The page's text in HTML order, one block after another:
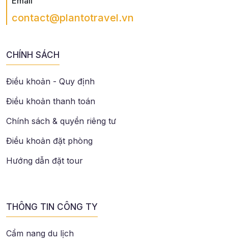
contact@plantotravel.vn
CHÍNH SÁCH
Điều khoản - Quy định
Điều khoản thanh toán
Chính sách & quyền riêng tư
Điều khoản đặt phòng
Hướng dẫn đặt tour
THÔNG TIN CÔNG TY
Cẩm nang du lịch